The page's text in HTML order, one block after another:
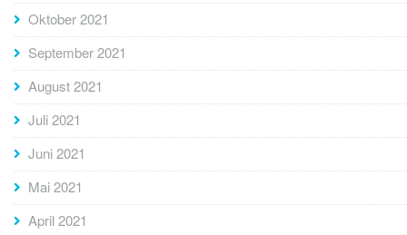
Oktober 2021
September 2021
August 2021
Juli 2021
Juni 2021
Mai 2021
April 2021